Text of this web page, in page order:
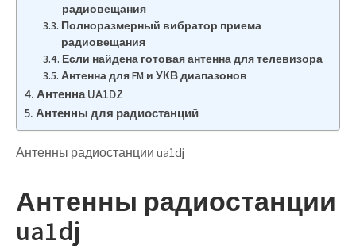
радиовещания
Полноразмерный вибратор приема
радиовещания
Если найдена готовая антенна для телевизора
Антенна для FM и УКВ диапазонов
Антенна UA1DZ
Антенны для радиостанций
Антенны радиостанции ua1dj
Антенны радиостанции
ua1dj